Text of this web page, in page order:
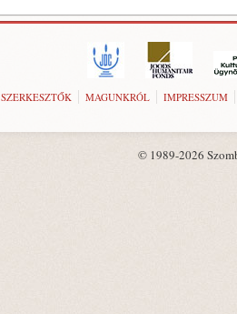
SZERKESZTŐK MAGUNKRÓL IMPRESSZUM
© 1989-2026